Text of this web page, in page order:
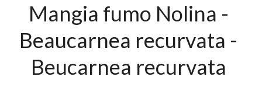
Mangia fumo Nolina -
Beaucarnea recurvata -
Beucarnea recurvata